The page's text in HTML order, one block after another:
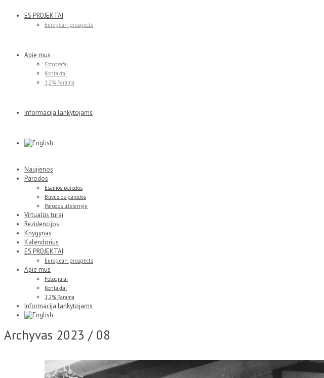
ES PROJEKTAI
European prospects
Apie mus
Fotografai
Kontaktai
1,2% Parama
Informacija lankytojams
Naujienos
Parodos
Esamos parodos
Buvusios parodos
Parodos užsienyje
Virtualūs turai
Rezidencijos
Knygynas
Kalendorius
ES PROJEKTAI
European prospects
Apie mus
Fotografai
Kontaktai
1,2% Parama
Informacija lankytojams
Archyvas 2023 / 08